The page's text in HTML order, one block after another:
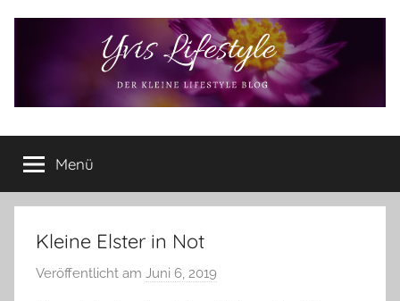
Yvis
Lifestyle
Lifestyle
Blog
–
Lifestyle,
Rezensionen,
Produkttests
Menü
Kleine Elster in Not
Veröffentlicht am Juni 6, 2019